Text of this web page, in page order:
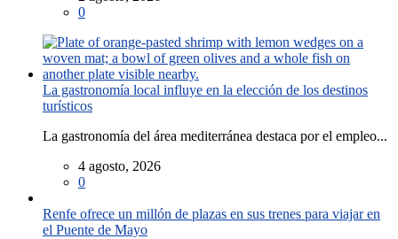
0
La gastronomía local influye en la elección de los destinos
turísticos
La gastronomía del área mediterránea destaca por el empleo...
4 agosto, 2026
0
Renfe ofrece un millón de plazas en sus trenes para viajar en
el Puente de Mayo